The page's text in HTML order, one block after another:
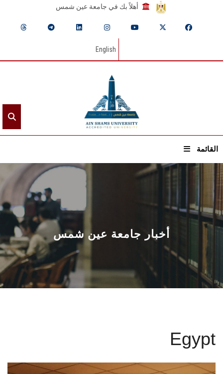
أهلاً بك في جامعة عين شمس
English
القائمة
الرئيسيـة
عن الجامعة
القطاعـات
الشئون الأكاديمية
البحث العلمي
الأنظمة الذكية
أخبار جامعة عين شمس
Egypt